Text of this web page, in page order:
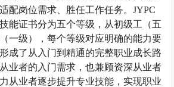
配岗位需求、胜任工作任务。JYPC
能证书分为五个等级，从初级工（五
一级），每个等级对应明确的能力要
成了从入门到精通的完整职业成长路
业者的入门需求，也兼顾资深从业者
从业者逐步提升专业技能，实现职业